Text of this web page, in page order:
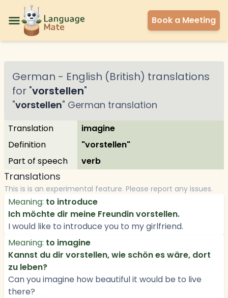
Book a Meeting
German - English (British) translations
for "vorstellen"
"vorstellen" German translation
Translation
imagine
Definition
"vorstellen"
Part of speech
verb
Translations
This is is an experimental feature. Please report any issues.
Meaning: to introduce
Ich möchte dir meine Freundin vorstellen.
I would like to introduce you to my girlfriend.
Meaning: to imagine
Kannst du dir vorstellen, wie schön es wäre, dort
zu leben?
Can you imagine how beautiful it would be to live
there?